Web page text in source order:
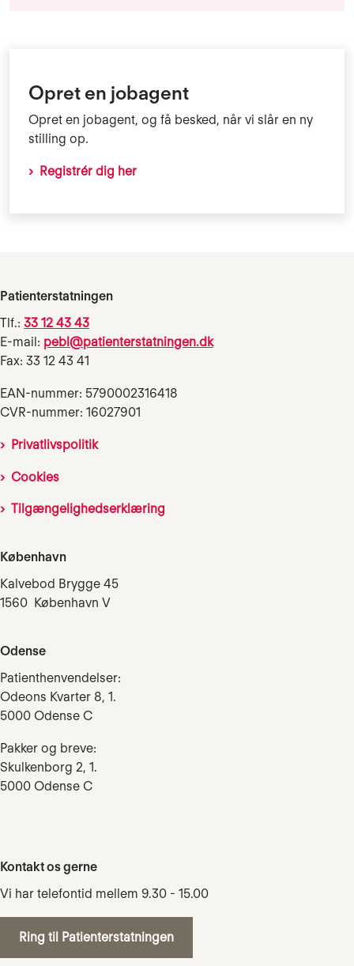
Opret en jobagent
Opret en jobagent, og få besked, når vi slår en ny
stilling op.
Registrér dig her
Patienterstatningen
Tlf.: 33 12 43 43
E-mail: pebl@patienterstatningen.dk
Fax: 33 12 43 41
EAN-nummer: 5790002316418
CVR-nummer: 16027901
Privatlivspolitik
Cookies
Tilgængelighedserklæring
København
Kalvebod Brygge 45
1560 København V
Odense
Patienthenvendelser:
Odeons Kvarter 8, 1.
5000 Odense C
Pakker og breve:
Skulkenborg 2, 1.
5000 Odense C
Kontakt os gerne
Vi har telefontid mellem 9.30 - 15.00
Ring til Patienterstatningen